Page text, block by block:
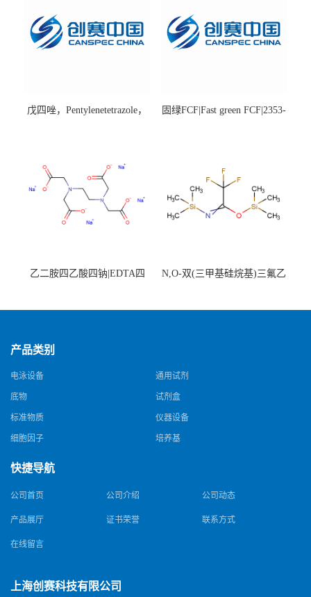
戊四唑，Pentylenetetrazole，
固绿FCF|Fast green FCF|2353-
乙二胺四乙酸四钠|EDTA四
N,O-双(三甲基硅烷基)三氟乙
产品类别
电泳设备 通用试剂
底物 试剂盒
标准物质 仪器设备
细胞因子 培养基
快捷导航
公司首页 公司介绍 公司动态
产品展厅 证书荣誉 联系方式
在线留言
上海创赛科技有限公司